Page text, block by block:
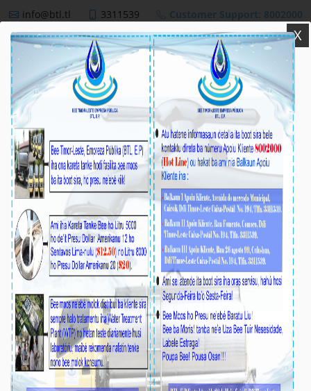
info@btl.tl 3311539 Customer Support: 8002000
BTL,E.P
NEWS
Ezekutivu BTL, E.P Kontinua Observa Servisu
Sistema Bee iha Aitarak-Laran
Média_BTL, E.P August-09-2024
X